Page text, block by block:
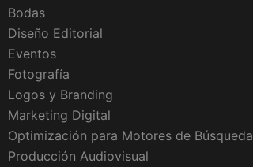
Bodas
Diseño Editorial
Eventos
Fotografía
Logos y Branding
Marketing Digital
Optimización para Motores de Búsqueda
Producción Audiovisual